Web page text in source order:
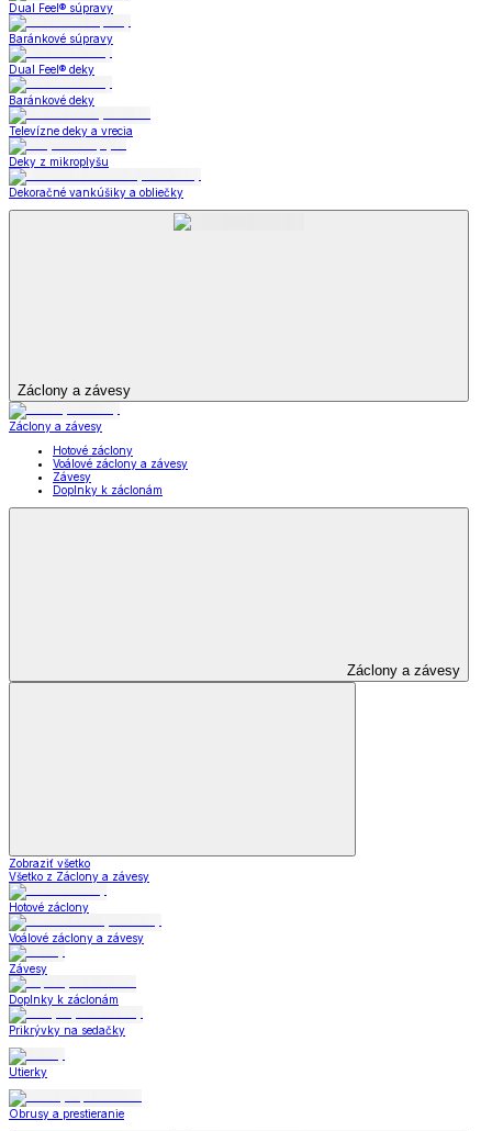
Dual Feel® súpravy
Baránkové súpravy
Dual Feel® deky
Baránkové deky
Televízne deky a vrecia
Deky z mikroplyšu
Dekoračné vankúšiky a obliečky
Záclony a závesy
Záclony a závesy
Hotové záclony
Voálové záclony a závesy
Závesy
Doplnky k záclonám
Záclony a závesy
Zobraziť všetko
Všetko z Záclony a závesy
Hotové záclony
Voálové záclony a závesy
Závesy
Doplnky k záclonám
Prikrývky na sedačky
Utierky
Obrusy a prestieranie